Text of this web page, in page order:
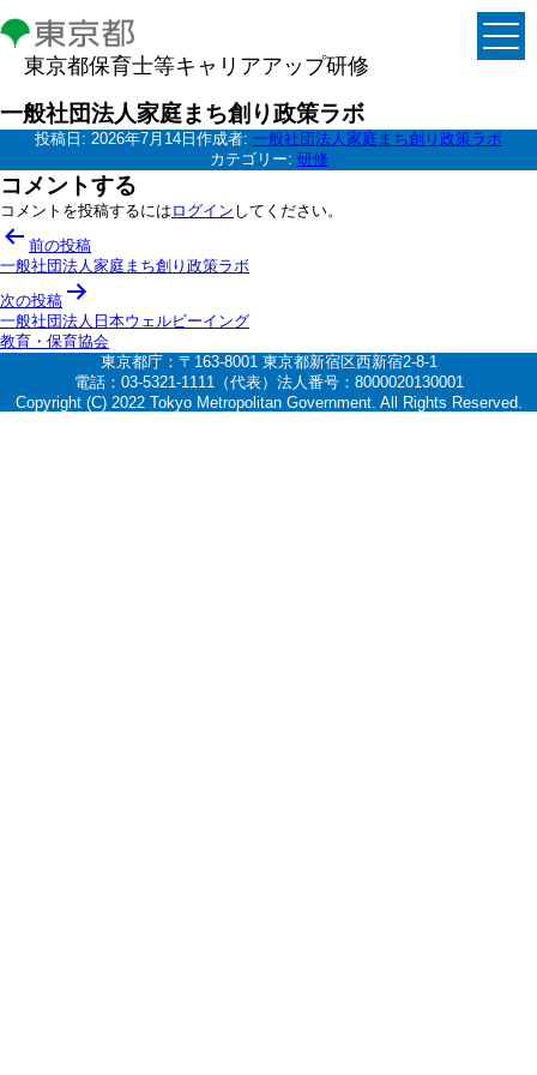
東京都保育士等キャリアアップ研修
一般社団法人家庭まち創り政策ラボ
投稿日: 2026年7月14日 作成者: 一般社団法人家庭まち創り政策ラボ
カテゴリー: 研修
コメントする
コメントを投稿するには ログイン してください。
投
稿
ナ
ビ
ゲ
ー
前の投稿
一般社団法人家庭まち創り政策ラボ
次の投稿
一般社団法人日本ウェルビーイング
教育・保育協会
東京都庁：〒163-8001 東京都新宿区西新宿2-8-1
電話：03-5321-1111（代表）法人番号：8000020130001
Copyright (C) 2022 Tokyo Metropolitan Government. All Rights Reserved.